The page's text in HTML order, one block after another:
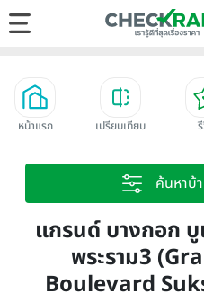
หน้าแรก เปรียบเทียบ
ค้นหาบ้
แกรนด์ บางกอก บู
พระราม3
Boulevard